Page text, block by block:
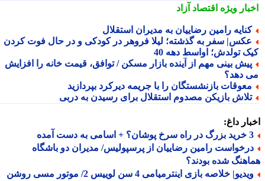
ویژهاقتصاد آزاد
رامین رضاییان به مدیران استقلال
سفر به گذشته؛ لیلا فروهر در کودکی و در حال فوت کردن
تولدش؛ اواسط دهه 40
بینی مهم از آینده بازار مسکن / توافق، قیمت خانه را افزایش
دهد؟
بازنشستگان را با جریمه دیرکرد بپردازید
بازیکن مصدوم استقلال برای رسیدن به دربی
داغ:
رامین رضاییان از پرسپولیس/ مدیران دو باشگاه
شده بودند؟
ویدیو| خلاصه بازی اینترمیامی 4 سن لوییس 2/ موتور مسی روشن